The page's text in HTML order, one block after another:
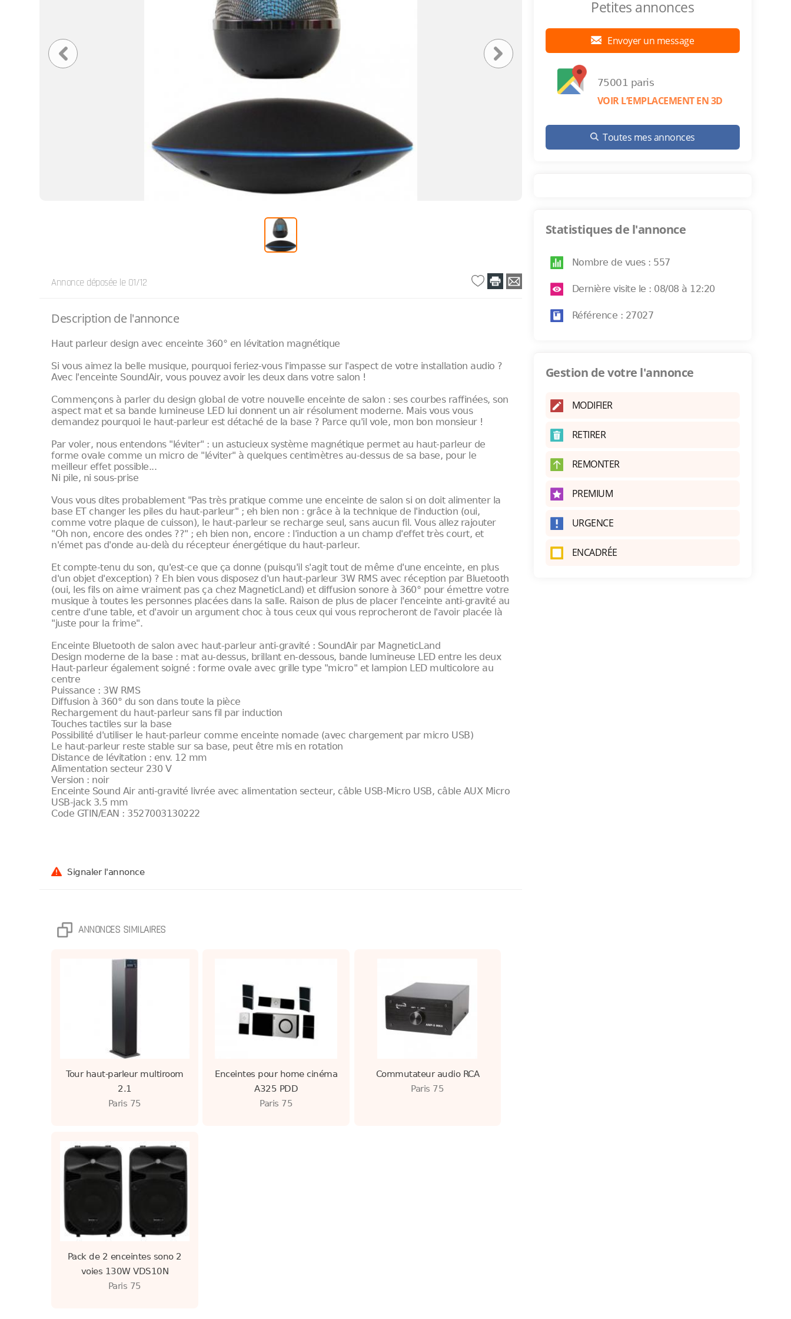
Annonce déposée le 01/12
Description de l'annonce
Haut parleur design avec enceinte 360° en lévitation magnétique
Si vous aimez la belle musique, pourquoi feriez-vous l'impasse sur l'aspect de votre installation audio ?
Avec l'enceinte SoundAir, vous pouvez avoir les deux dans votre salon !
Commençons à parler du design global de votre nouvelle enceinte de salon : ses courbes raffinées, son
aspect mat et sa bande lumineuse LED lui donnent un air résolument moderne. Mais vous vous
demandez pourquoi le haut-parleur est détaché de la base ? Parce qu'il vole, mon bon monsieur !
Par voler, nous entendons "léviter" : un astucieux système magnétique permet au haut-parleur de
forme ovale comme un micro de "léviter" à quelques centimètres au-dessus de sa base, pour le
meilleur effet possible...
Ni pile, ni sous-prise
Vous vous dites probablement "Pas très pratique comme une enceinte de salon si on doit alimenter la
base ET changer les piles du haut-parleur" ; eh bien non : grâce à la technique de l'induction (oui,
comme votre plaque de cuisson), le haut-parleur se recharge seul, sans aucun fil. Vous allez rajouter
"Oh non, encore des ondes ??" ; eh bien non, encore : l'induction a un champ d'effet très court, et
n'émet pas d'onde au-delà du récepteur énergétique du haut-parleur.
Et compte-tenu du son, qu'est-ce que ça donne (puisqu'il s'agit tout de même d'une enceinte, en plus
d'un objet d'exception) ? Eh bien vous disposez d'un haut-parleur 3W RMS avec réception par Bluetooth
(oui, les fils on aime vraiment pas ça chez MagneticLand) et diffusion sonore à 360° pour émettre votre
musique à toutes les personnes placées dans la salle. Raison de plus de placer l'enceinte anti-gravité au
centre d'une table, et d'avoir un argument choc à tous ceux qui vous reprocheront de l'avoir placée là
"juste pour la frime".
Enceinte Bluetooth de salon avec haut-parleur anti-gravité : SoundAir par MagneticLand
Design moderne de la base : mat au-dessus, brillant en-dessous, bande lumineuse LED entre les deux
Haut-parleur également soigné : forme ovale avec grille type "micro" et lampion LED multicolore au
centre
Puissance : 3W RMS
Diffusion à 360° du son dans toute la pièce
Rechargement du haut-parleur sans fil par induction
Touches tactiles sur la base
Possibilité d'utiliser le haut-parleur comme enceinte nomade (avec chargement par micro USB)
Le haut-parleur reste stable sur sa base, peut être mis en rotation
Distance de lévitation : env. 12 mm
Alimentation secteur 230 V
Version : noir
Enceinte Sound Air anti-gravité livrée avec alimentation secteur, câble USB-Micro USB, câble AUX Micro
USB-jack 3.5 mm
Code GTIN/EAN : 3527003130222
Signaler l'annonce
ANNONCES SIMILAIRES
Tour haut-parleur multiroom
2.1
Paris 75
Enceintes pour home cinéma
A325 PDD
Paris 75
Commutateur audio RCA
Paris 75
Pack de 2 enceintes sono 2
voies 130W VDS10N
Paris 75
Petites annonces
Envoyer un message
75001 paris
VOIR L’EMPLACEMENT EN 3D
Toutes mes annonces
Statistiques de l'annonce
Nombre de vues : 557
Dernière visite le : 08/08 à 12:20
Référence : 27027
Gestion de votre l'annonce
MODIFIER
RETIRER
REMONTER
PREMIUM
URGENCE
ENCADRÉE